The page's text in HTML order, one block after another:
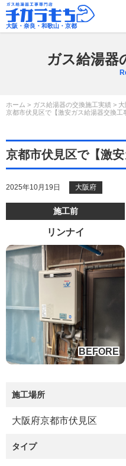
大阪・奈良・和歌山・京都
ガス給湯器
ホーム ガス給湯器の交換施工実績
京都市伏見区で【激安ガス給湯器交換工
京都市伏見区で【激安
2025年10月19日 大阪府
施工前
リンナイ
施工場所
大阪府京都市伏見区
タイプ